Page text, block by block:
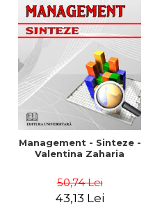
Management - Sinteze -
Valentina Zaharia
50,74 Lei
43,13 Lei